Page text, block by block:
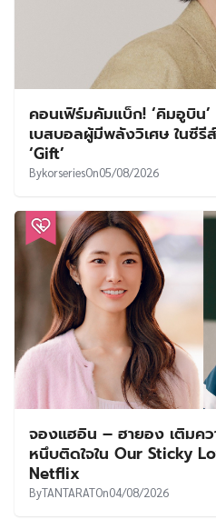
คอนเฟิร์มคัมแบ็ก! ‘คิมอูบิน
เบสบอลผู้มีพลังวิเศษ ในซีรี
‘Gift’
BykorseriesOn05/08/2026
จองแฮอิน – ฮายอง เติมคว
หนึบติดใจใน Our Sticky
Netflix
ByTANTARATOn04/08/2026